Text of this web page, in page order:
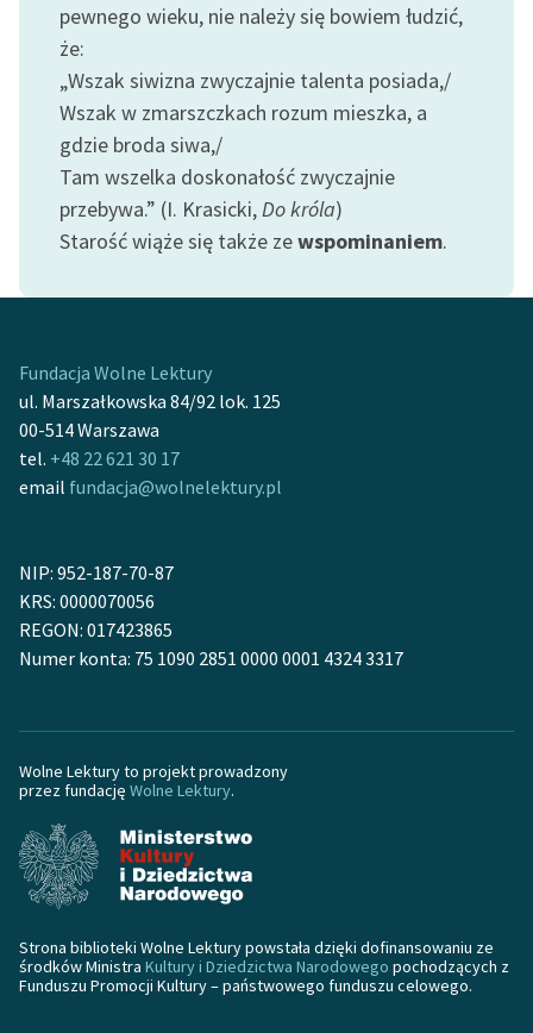
Kolekcje edukacyjne
twórców przechodzących
do domeny publicznej,
lektur szkolnych oraz
Starego Testamentu
Odkurzamy bohaterów
Szkoła Poezji Wolnych
Kontakt
O projekcie
Zespół
Wolnych Lektur
Logotypy
Materiały promocyjne
Regulamin biblioteki
sprawozdania finansowe
Regulamin darowizn
Informacja o treściach
wrażliwych
pewnego wieku, nie należy się bowiem łudzić,
że:
„Wszak siwizna zwyczajnie talenta posiada,/
Wszak w zmarszczkach rozum mieszka, a
gdzie broda siwa,/
Tam wszelka doskonałość zwyczajnie
przebywa.” (I. Krasicki,Do króla)
Starość wiąże się także zewspominaniem.
Fundacja Wolne Lektury
ul. Marszałkowska 84/92 lok. 125
00-514 Warszawa
tel. +48 22 621 30 17
email fundacja@wolnelektury.pl
NIP: 952-187-70-87
KRS: 0000070056
REGON: 017423865
Numer konta: 75 1090 2851 0000 0001 4324 3317
Wolne Lektury to projekt prowadzony
przez fundację Wolne Lektury.
Strona biblioteki Wolne Lektury powstała dzięki dofinansowaniu ze
środków Ministra Kultury i Dziedzictwa Narodowego pochodzących z
Funduszu Promocji Kultury – państwowego funduszu celowego.